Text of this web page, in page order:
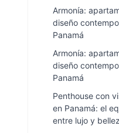
Armonía:
diseño
Panamá
Armonía:
diseño
Panamá
Penthouse con
en Panamá: el
entre lujo y